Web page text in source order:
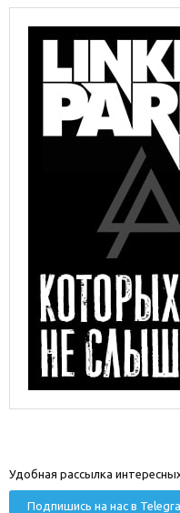
Удобная рассылка
Подпишись на нас в